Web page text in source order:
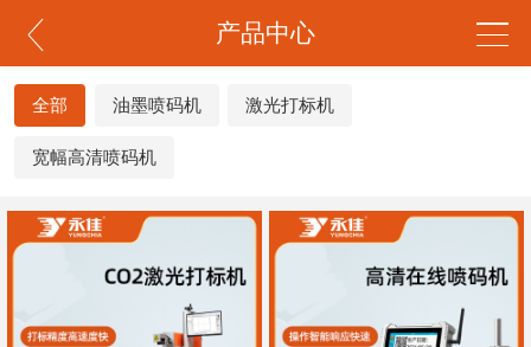
产品中心
全部 油墨喷码机 激光打标机
宽幅高清喷码机